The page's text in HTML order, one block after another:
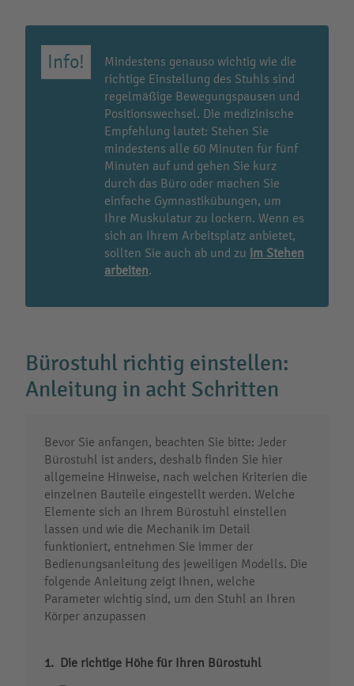
Mindestens genauso wichtig wie die
richtige Einstellung des Stuhls sind
regelmäßige Bewegungspausen und
Positionswechsel. Die medizinische
Empfehlung lautet: Stehen Sie
mindestens alle 60 Minuten für fünf
Minuten auf und gehen Sie kurz
durch das Büro oder machen Sie
einfache Gymnastikübungen, um
Ihre Muskulatur zu lockern. Wenn es
sich an Ihrem Arbeitsplatz anbietet,
sollten Sie auch ab und zu im Stehen
arbeiten.
Bürostuhl richtig einstellen:
Anleitung in acht Schritten
Bevor Sie anfangen, beachten Sie bitte: Jeder
Bürostuhl ist anders, deshalb finden Sie hier
allgemeine Hinweise, nach welchen Kriterien die
einzelnen Bauteile eingestellt werden. Welche
Elemente sich an Ihrem Bürostuhl einstellen
lassen und wie die Mechanik im Detail
funktioniert, entnehmen Sie immer der
Bedienungsanleitung des jeweiligen Modells. Die
folgende Anleitung zeigt Ihnen, welche
Parameter wichtig sind, um den Stuhl an Ihren
Körper anzupassen
Die richtige Höhe für Ihren Bürostuhl